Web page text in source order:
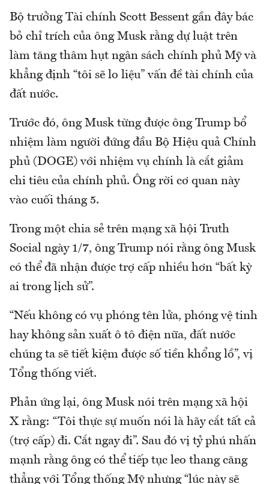
Bộ trưởng Tài chính Scott Bessent gần đây bác
bỏ chỉ trích của ông Musk rằng dự luật trên
làm tăng thâm hụt ngân sách chính phủ Mỹ và
khẳng định “tôi sẽ lo liệu” vấn đề tài chính của
đất nước.
Trước đó, ông Musk từng được ông Trump bổ
nhiệm làm người đứng đầu Bộ Hiệu quả Chính
phủ (DOGE) với nhiệm vụ chính là cắt giảm
chi tiêu của chính phủ. Ông rời cơ quan này
vào cuối tháng 5.
Trong một chia sẻ trên mạng xã hội Truth
Social ngày 1/7, ông Trump nói rằng ông Musk
có thể đã nhận được trợ cấp nhiều hơn “bất kỳ
ai trong lịch sử”.
“Nếu không có vụ phóng tên lửa, phóng vệ tinh
hay không sản xuất ô tô điện nữa, đất nước
chúng ta sẽ tiết kiệm được số tiền khổng lồ”, vị
Tổng thống viết.
Phản ứng lại, ông Musk nói trên mạng xã hội
X rằng: “Tôi thực sự muốn nói là hãy cắt tất cả
(trợ cấp) đi. Cắt ngay đi”. Sau đó vị tỷ phú nhấn
mạnh rằng ông có thể tiếp tục leo thang căng
thẳng với Tổng thống Mỹ nhưng “lúc này sẽ